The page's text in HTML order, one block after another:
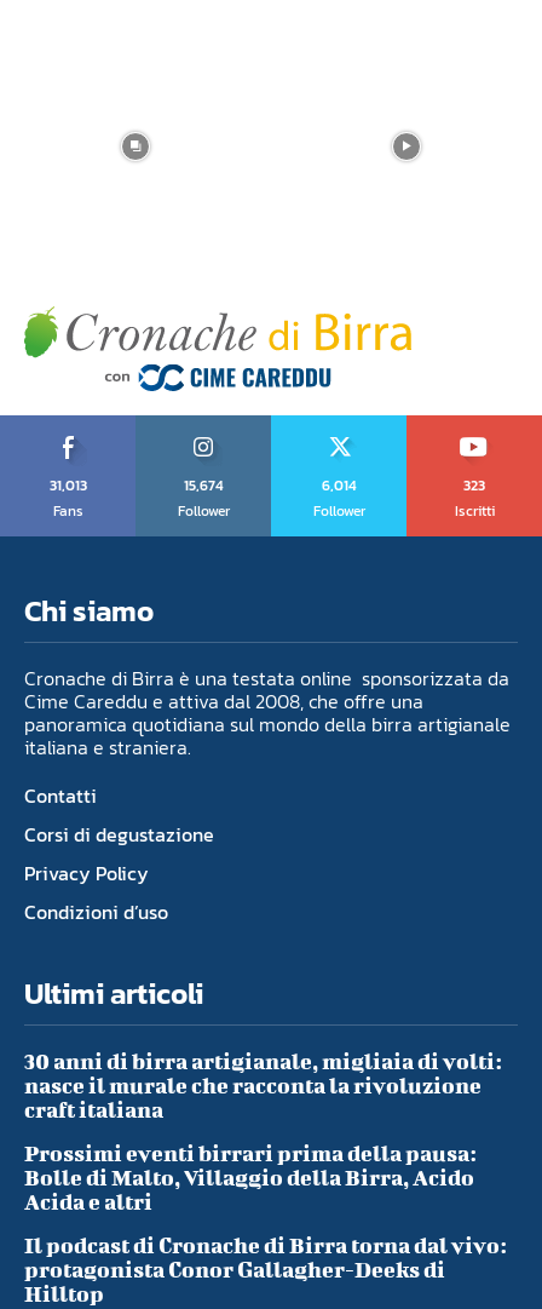
31,013
Fans
15,674
Follower
6,014
Follower
323
Iscritti
Chi siamo
Cronache di Birra è una testata online sponsorizzata da
Cime Careddu e attiva dal 2008, che offre una
panoramica quotidiana sul mondo della birra artigianale
italiana e straniera.
Contatti
Corsi di degustazione
Privacy Policy
Condizioni d’uso
Ultimi articoli
30 anni di birra artigianale, migliaia di volti:
nasce il murale che racconta la rivoluzione
craft italiana
Prossimi eventi birrari prima della pausa:
Bolle di Malto, Villaggio della Birra, Acido
Acida e altri
Il podcast di Cronache di Birra torna dal vivo:
protagonista Conor Gallagher-Deeks di
Hilltop